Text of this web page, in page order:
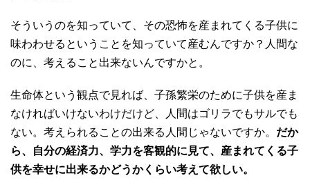
そういうのを知っていて、その恐怖を産まれてくる子供に
味わわせるということを知っていて産むんですか？人間な
のに、考えること出来ないんですかと。
生命体という観点で見れば、子孫繁栄のために子供を産ま
なければいけないわけだけど、人間はゴリラでもサルでも
ない。考えられることの出来る人間じゃないですか。 だか
ら、自分の経済力、学力を客観的に見て、産まれてくる子
供を幸せに出来るかどうかくらい考えて欲しい。